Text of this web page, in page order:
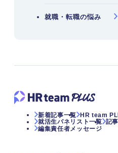
就職・転職の悩み
新着記事一覧 HR team
就活生パネリスト一覧 記
編集責任者メッセージ